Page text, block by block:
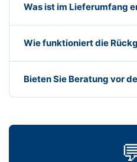
Was ist im Lieferumfang
Wie funktioniert die
Bieten Sie Beratung vor